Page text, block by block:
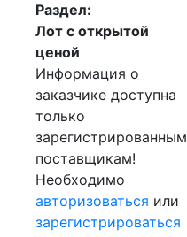
Раздел:
Лот с открытой
ценой
Информация о
заказчике доступна
только
зарегистрированным
поставщикам!
Необходимо
авторизоваться или
зарегистрироваться